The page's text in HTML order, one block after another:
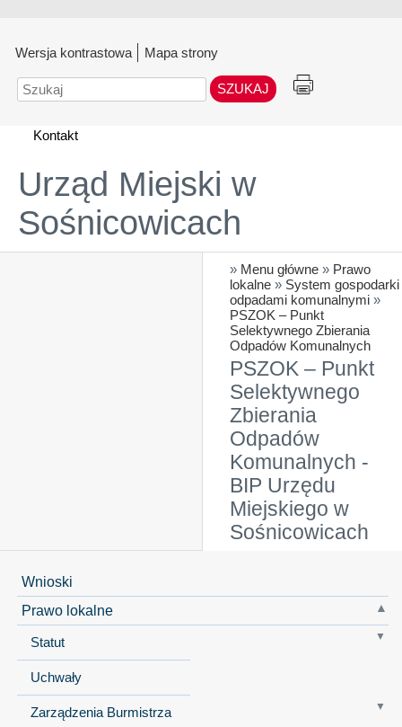
Wersja kontrastowa Mapa strony
Szukaj
Kontakt
Urząd Miejski w
Sośnicowicach
» Menu główne » Prawo
lokalne » System gospodarki
odpadami komunalnymi »
PSZOK – Punkt
Selektywnego Zbierania
Odpadów Komunalnych
PSZOK – Punkt
Selektywnego
Zbierania
Odpadów
Komunalnych -
BIP Urzędu
Miejskiego w
Sośnicowicach
Wnioski
Prawo lokalne
Statut
Uchwały
Zarządzenia Burmistrza